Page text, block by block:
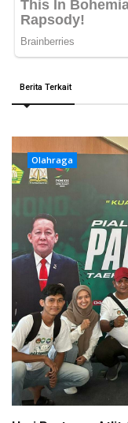
Berita Terkait
Olahraga